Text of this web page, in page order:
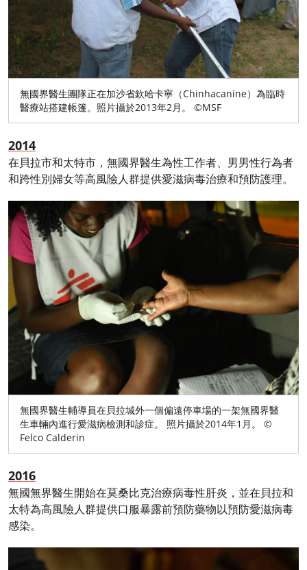
無國界醫生團隊正在加沙省欽哈卡寧（Chinhacanine）為臨時
醫療站搭建帳篷。照片攝於2013年2月。 ©MSF
2014
在貝拉市和太特市，無國界醫生為性工作者、男男性行為者
和跨性別婦女等高風險人群提供愛滋病毒治療和預防護理。
無國界醫生輔導員在貝拉城外一個偏遠停車場的一架無國界醫
生車輛內進行愛滋病檢測和診症。 照片攝於2014年1月。 ©
Felco Calderin
2016
無國無界醫生開始在莫桑比克治療病毒性肝炎，並在貝拉和
太特為高風險人群提供口服暴露前預防藥物以預防愛滋病毒
感染。